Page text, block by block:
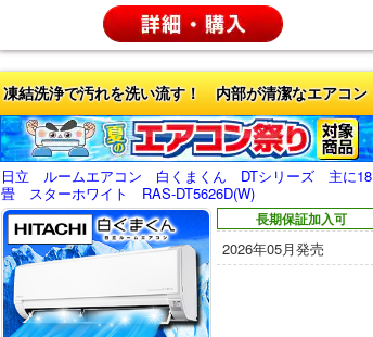
凍結洗浄で汚れを洗い流す！ 内部が清潔なエアコン
日立 ルームエアコン 白くまくん DTシリーズ 主に18
畳 スターホワイト RAS-DT5626D(W)
長期保証加入可
2026年05月発売